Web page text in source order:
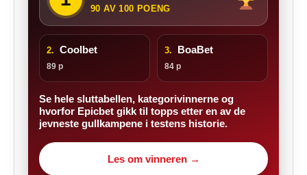
90 AV 100 POENG
2. Coolbet
89 p
3. BoaBet
84 p
Se hele sluttabellen, kategorivinnerne og
hvorfor Epicbet gikk til topps etter en av de
jevneste gullkampene i testens historie.
Les om vinneren →